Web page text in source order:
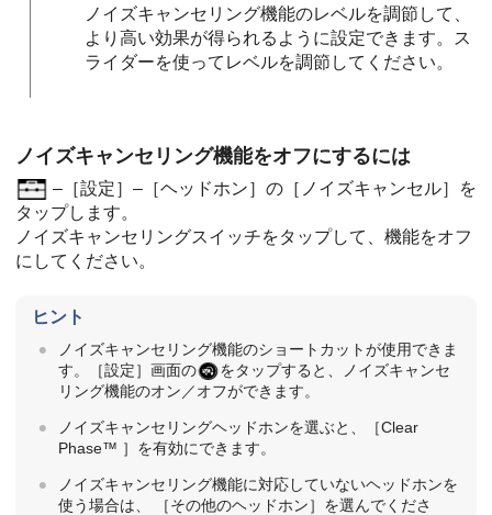
ノイズキャンセリング機能のレベルを調節して、
より高い効果が得られるように設定できます。ス
ライダーを使ってレベルを調節してください。
ノイズキャンセリング機能をオフにするには
–［設定］–［ヘッドホン］の［ノイズキャンセル］を
タップします。
ノイズキャンセリングスイッチをタップして、機能をオフ
にしてください。
ヒント
ノイズキャンセリング機能のショートカットが使用できま
す。［設定］画面の
をタップすると、ノイズキャンセ
リング機能のオン／オフができます。
ノイズキャンセリングヘッドホンを選ぶと、［Clear
Phase™ ］を有効にできます。
ノイズキャンセリング機能に対応していないヘッドホンを
使う場合は、 ［その他のヘッドホン］を選んでくださ